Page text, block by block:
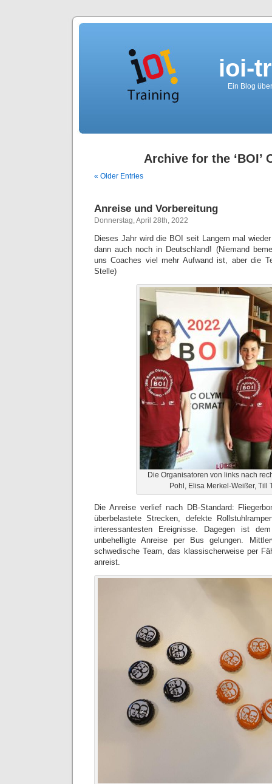
ioi-
Ein Blog
Archive for the ‘BOI’
« Older Entries
Anreise und Vorbereitung
Donnerstag, April 28th, 2022
Dieses Jahr wird die BOI seit Langem mal
dann auch noch in Deutschland! (Niemand
uns Coaches viel mehr Aufwand ist, aber die
Stelle)
Die Organisatoren von links nach
Pohl, Elisa Merkel-Weißer, Till
Die Anreise verlief nach DB-Standard:
überbelastete Strecken, defekte
interessantesten Ereignisse. Dagegen ist
unbehelligte Anreise per Bus gelungen.
schwedische Team, das klassischerweise per
anreist.